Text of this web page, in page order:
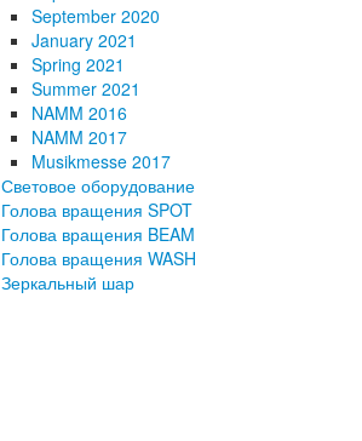
September 2020
January 2021
Spring 2021
Summer 2021
NAMM 2016
NAMM 2017
Musikmesse 2017
Световое оборудование
Голова вращения SPOT
Голова вращения BEAM
Голова вращения WASH
Зеркальный шар